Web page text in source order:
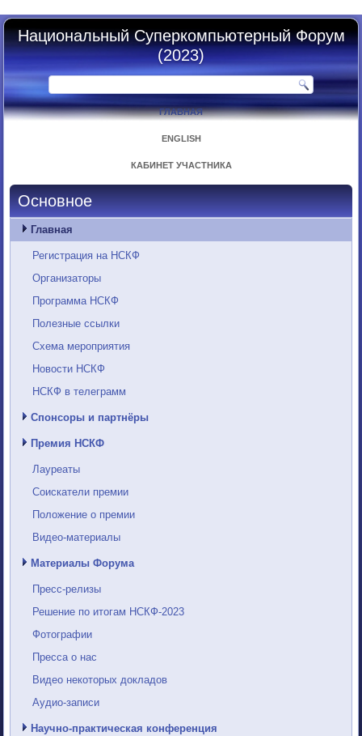
Национальный Суперкомпьютерный Форум
(2023)
ГЛАВНАЯ
ENGLISH
КАБИНЕТ УЧАСТНИКА
Основное
Главная
Регистрация на НСКФ
Организаторы
Программа НСКФ
Полезные ссылки
Схема мероприятия
Новости НСКФ
НСКФ в телеграмм
Спонсоры и партнёры
Премия НСКФ
Лауреаты
Соискатели премии
Положение о премии
Видео-материалы
Материалы Форума
Пресс-релизы
Решение по итогам НСКФ-2023
Фотографии
Пресса о нас
Видео некоторых докладов
Аудио-записи
Научно-практическая конференция